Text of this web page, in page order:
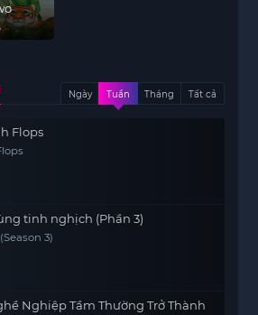
Ngày Tuần Tháng Tất cả
Flops
tinh nghịch (Phần 3)
3)
Nghiệp Tầm Thường Trở Thành